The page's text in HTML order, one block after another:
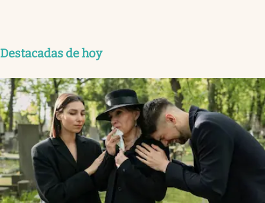
Destacadas de hoy